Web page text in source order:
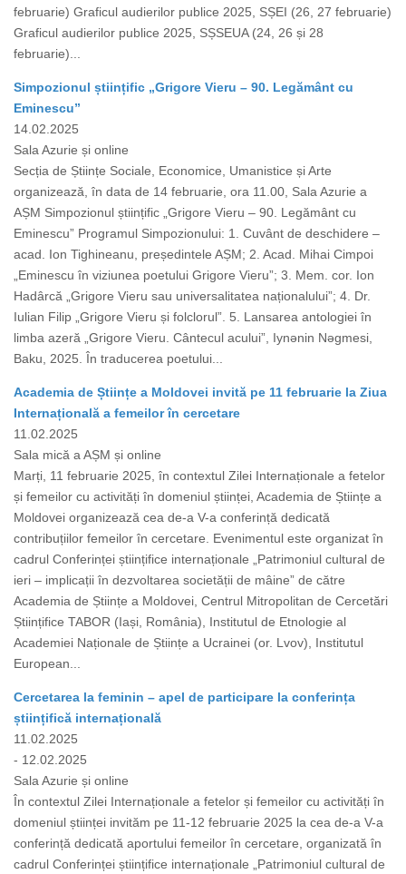
februarie) Graficul audierilor publice 2025, SȘEI (26, 27 februarie)
Graficul audierilor publice 2025, SȘSEUA (24, 26 și 28
februarie)...
Simpozionul științific „Grigore Vieru – 90. Legământ cu
Eminescu”
14.02.2025
Sala Azurie și online
Secția de Științe Sociale, Economice, Umanistice și Arte
organizează, în data de 14 februarie, ora 11.00, Sala Azurie a
AȘM Simpozionul științific „Grigore Vieru – 90. Legământ cu
Eminescu” Programul Simpozionului: 1. Cuvânt de deschidere –
acad. Ion Tighineanu, președintele AȘM; 2. Acad. Mihai Cimpoi
„Eminescu în viziunea poetului Grigore Vieru”; 3. Mem. cor. Ion
Hadârcă „Grigore Vieru sau universalitatea naționalului”; 4. Dr.
Iulian Filip „Grigore Vieru și folclorul”. 5. Lansarea antologiei în
limba azeră „Grigore Vieru. Cântecul acului”, Iynǝnin Nǝgmesi,
Baku, 2025. În traducerea poetului...
Academia de Științe a Moldovei invită pe 11 februarie la Ziua
Internațională a femeilor în cercetare
11.02.2025
Sala mică a AȘM și online
Marți, 11 februarie 2025, în contextul Zilei Internaționale a fetelor
și femeilor cu activități în domeniul științei, Academia de Științe a
Moldovei organizează cea de-a V-a conferință dedicată
contribuțiilor femeilor în cercetare. Evenimentul este organizat în
cadrul Conferinței științifice internaționale „Patrimoniul cultural de
ieri – implicații în dezvoltarea societății de mâine” de către
Academia de Științe a Moldovei, Centrul Mitropolitan de Cercetări
Științifice TABOR (Iași, România), Institutul de Etnologie al
Academiei Naționale de Științe a Ucrainei (or. Lvov), Institutul
European...
Cercetarea la feminin – apel de participare la conferința
științifică internațională
11.02.2025
- 12.02.2025
Sala Azurie și online
În contextul Zilei Internaționale a fetelor și femeilor cu activități în
domeniul științei invităm pe 11-12 februarie 2025 la cea de-a V-a
conferință dedicată aportului femeilor în cercetare, organizată în
cadrul Conferinței științifice internaționale „Patrimoniul cultural de